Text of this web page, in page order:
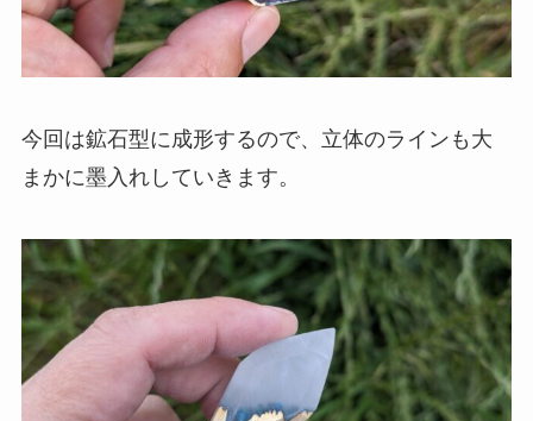
今回は鉱石型に成形するので、立体のラインも大
まかに墨入れしていきます。